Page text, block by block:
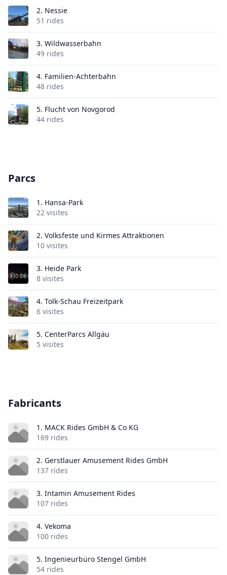
2. Nessie
51 rides
3. Wildwasserbahn
49 rides
4. Familien-Achterbahn
48 rides
5. Flucht von Novgorod
44 rides
Parcs
1. Hansa-Park
22 visites
2. Volksfeste und Kirmes Attraktionen
10 visites
3. Heide Park
8 visites
4. Tolk-Schau Freizeitpark
6 visites
5. CenterParcs Allgäu
5 visites
Fabricants
1. MACK Rides GmbH & Co KG
169 rides
2. Gerstlauer Amusement Rides GmbH
137 rides
3. Intamin Amusement Rides
107 rides
4. Vekoma
100 rides
5. Ingenieurbüro Stengel GmbH
54 rides